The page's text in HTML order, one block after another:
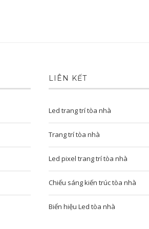
LIÊN KẾT
Led trang trí tòa nhà
Trang trí tòa nhà
Led pixel trang trí tòa nhà
Chiếu sáng kiến trúc tòa nhà
Biển hiệu Led tòa nhà